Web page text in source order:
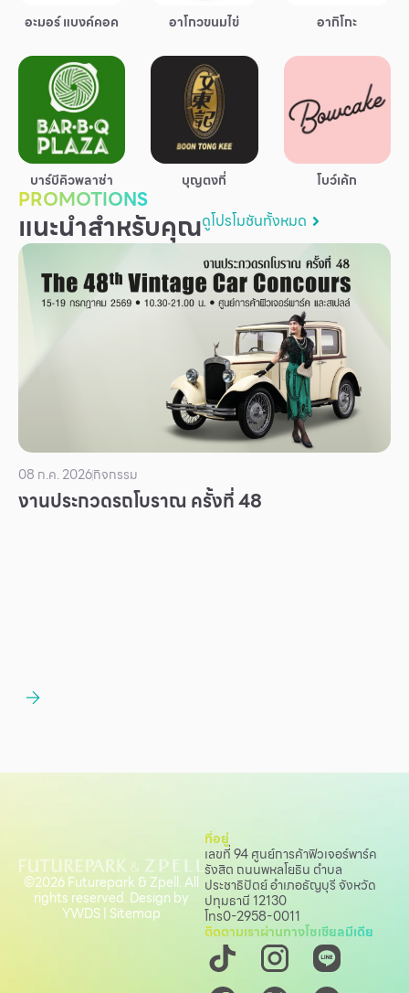
กิจกรรมและโปรโมชั่น
ข้อเสนอพิเศษ
สำหรับนักท่องเที่ยว
มีอะไรใหม่
แผนผังร้านค้า
บริการ
เพื่อสังคม
ฟิวเจอร์ซิตี้
ร่วมงานกับเรา
สมัครงาน
สิทธิประโยชน์ที่ฟิวเจอร์พาร์ค
อะมอร์ แบงค์คอค อาโกวขนมไข่ อากิโกะ
บาร์บีคิวพลาซ่า บุญตงกี่ โบว์เค้ก
PROMOTIONS
แนะนำสำหรับคุณดูโปรโมชันทั้งหมด
08 ก.ค. 2026กิจกรรม
งานประกวดรถโบราณ ครั้งที่ 48
ที่อยู่
เลขที่ 94 ศูนย์การค้าฟิวเจอร์พาร์ค
รังสิต ถนนพหลโยธิน ตำบล
ประชาธิปัตย์ อำเภอธัญบุรี จังหวัด
ปทุมธานี 12130
โทร0-2958-0011
ติดตามเราผ่านทางโซเชียลมีเดีย
©2026 Futurepark & Zpell. All
rights reserved. Design by
YWDS| Sitemap